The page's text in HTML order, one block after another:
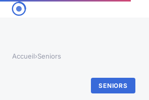
Accueil›Seniors
SENIORS